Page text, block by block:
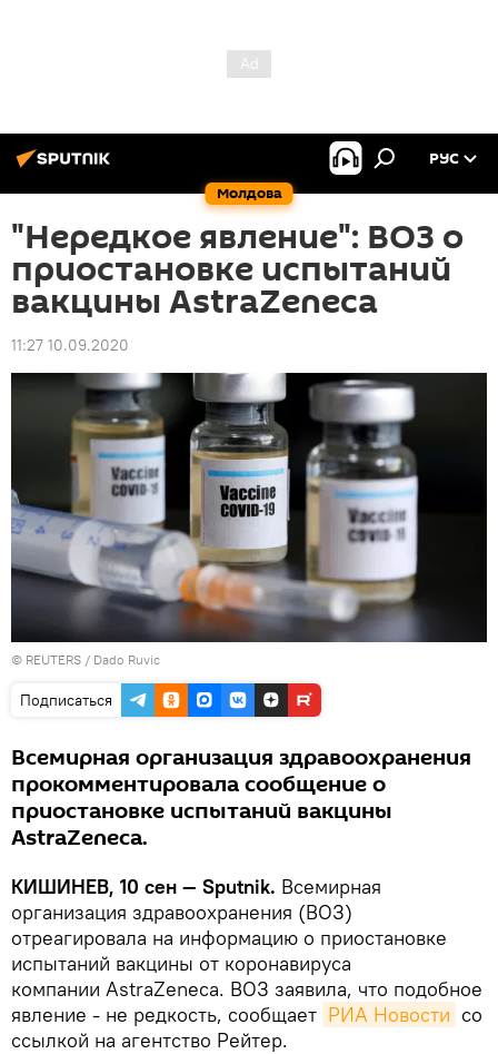
Молдова
РУС
"Нередкое явление": ВОЗ о
приостановке испытаний
вакцины AstraZeneca
11:27 10.09.2020
© REUTERS / Dado Ruvic
Подписаться
Всемирная организация здравоохранения
прокомментировала сообщение о
приостановке испытаний вакцины
AstraZeneca.
КИШИНЕВ, 10 сен — Sputnik. Всемирная
организация здравоохранения (ВОЗ)
отреагировала на информацию о приостановке
испытаний вакцины от коронавируса
компании AstraZeneca. ВОЗ заявила, что подобное
явление - не редкость, сообщает РИА Новости со
ссылкой на агентство Рейтер.